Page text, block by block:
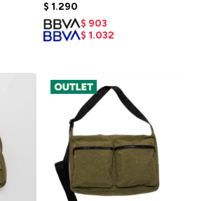
$ 1.290
$ 903
$ 1.032